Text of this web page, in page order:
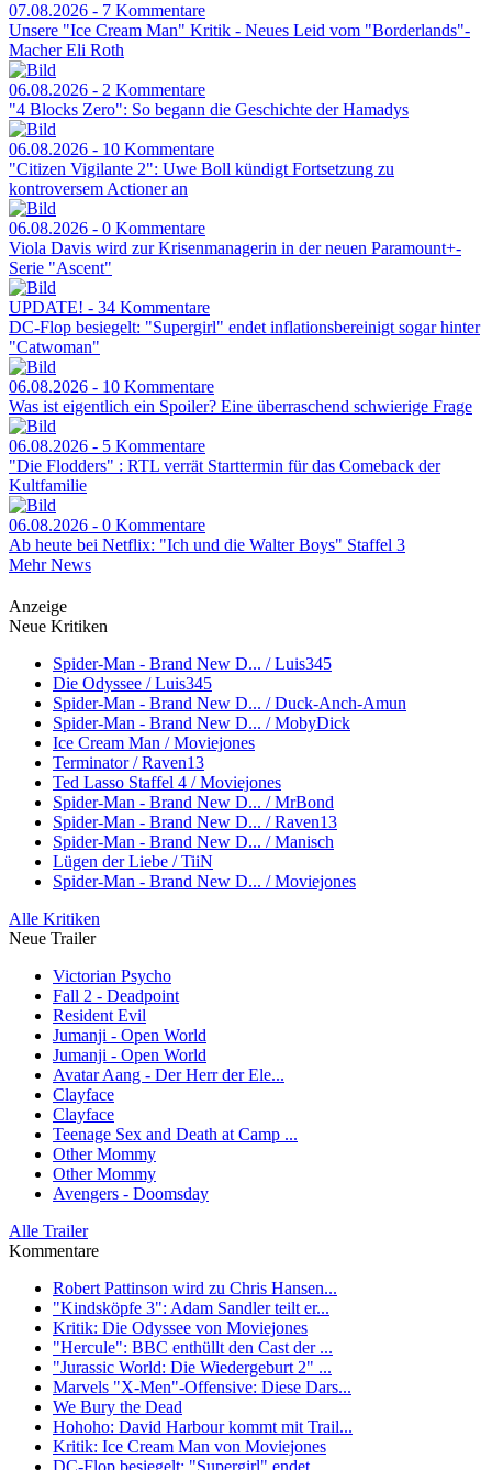
07.08.2026 - 7 Kommentare
Unsere "Ice Cream Man" Kritik - Neues Leid vom "Borderlands"-
Macher Eli Roth
06.08.2026 - 2 Kommentare
"4 Blocks Zero": So begann die Geschichte der Hamadys
06.08.2026 - 10 Kommentare
"Citizen Vigilante 2": Uwe Boll kündigt Fortsetzung zu
kontroversem Actioner an
06.08.2026 - 0 Kommentare
Viola Davis wird zur Krisenmanagerin in der neuen Paramount+-
Serie "Ascent"
UPDATE! - 34 Kommentare
DC-Flop besiegelt: "Supergirl" endet inflationsbereinigt sogar hinter
"Catwoman"
06.08.2026 - 10 Kommentare
Was ist eigentlich ein Spoiler? Eine überraschend schwierige Frage
06.08.2026 - 5 Kommentare
"Die Flodders" : RTL verrät Starttermin für das Comeback der
Kultfamilie
06.08.2026 - 0 Kommentare
Ab heute bei Netflix: "Ich und die Walter Boys" Staffel 3
Mehr News
Anzeige
Neue Kritiken
Spider-Man - Brand New D... / Luis345
Die Odyssee / Luis345
Spider-Man - Brand New D... / Duck-Anch-Amun
Spider-Man - Brand New D... / MobyDick
Ice Cream Man / Moviejones
Terminator / Raven13
Ted Lasso Staffel 4 / Moviejones
Spider-Man - Brand New D... / MrBond
Spider-Man - Brand New D... / Raven13
Spider-Man - Brand New D... / Manisch
Lügen der Liebe / TiiN
Spider-Man - Brand New D... / Moviejones
Alle Kritiken
Neue Trailer
Victorian Psycho
Fall 2 - Deadpoint
Resident Evil
Jumanji - Open World
Jumanji - Open World
Avatar Aang - Der Herr der Ele...
Clayface
Clayface
Teenage Sex and Death at Camp ...
Other Mommy
Other Mommy
Avengers - Doomsday
Alle Trailer
Kommentare
Robert Pattinson wird zu Chris Hansen...
"Kindsköpfe 3": Adam Sandler teilt er...
Kritik: Die Odyssee von Moviejones
"Hercule": BBC enthüllt den Cast der ...
"Jurassic World: Die Wiedergeburt 2" ...
Marvels "X-Men"-Offensive: Diese Dars...
We Bury the Dead
Hohoho: David Harbour kommt mit Trail...
Kritik: Ice Cream Man von Moviejones